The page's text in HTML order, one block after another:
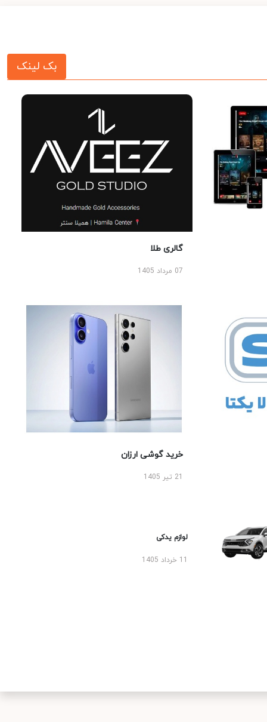
بک لینک
گالری طلا
07 مرداد 1405
خرید گوشی ارزان
لوازم یدکی